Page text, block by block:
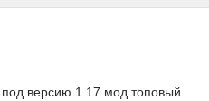
версию 1 17 мод топовый